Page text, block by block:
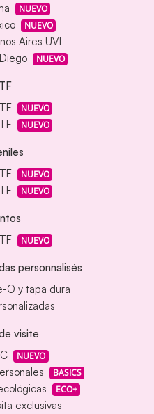
NUEVO
NUEVO
Aires UVI
NUEVO
NUEVO
NUEVO
NUEVO
NUEVO
NUEVO
personnalisés
O y tapa dura
visite
NUEVO
BASICS
ECO+
exclusivas